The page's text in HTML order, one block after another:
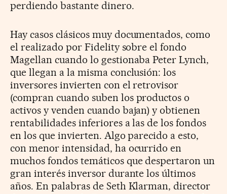
perdiendo bastante dinero.
Hay casos clásicos muy documentados, como
el realizado por Fidelity sobre el fondo
Magellan cuando lo gestionaba Peter Lynch,
que llegan a la misma conclusión: los
inversores invierten con el retrovisor
(compran cuando suben los productos o
activos y venden cuando bajan) y obtienen
rentabilidades inferiores a las de los fondos
en los que invierten. Algo parecido a esto,
con menor intensidad, ha ocurrido en
muchos fondos temáticos que despertaron un
gran interés inversor durante los últimos
años. En palabras de Seth Klarman, director